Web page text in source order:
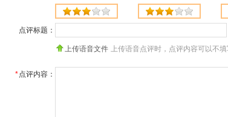
点评标题：
上传语音文件 上传语音点评时，点评内容可以不填
*点评内容：